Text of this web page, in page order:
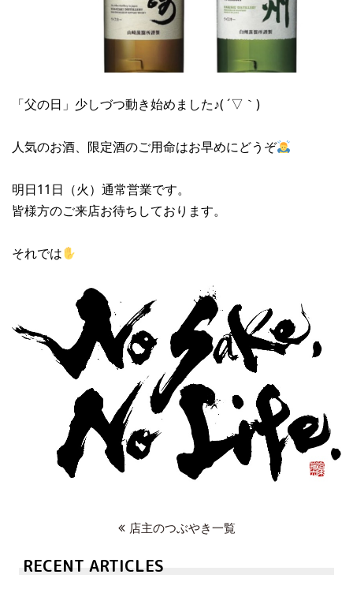
「父の日」少しづつ動き始めました♪( ´▽｀)
人気のお酒、限定酒のご用命はお早めにどうぞ
明日11日（火）通常営業です。
皆様方のご来店お待ちしております。
それでは
店主のつぶやき一覧
RECENT ARTICLES